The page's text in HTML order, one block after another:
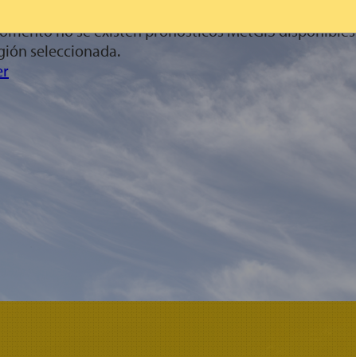
no se existen pronósticos MetGIS disponibles
seleccionada.